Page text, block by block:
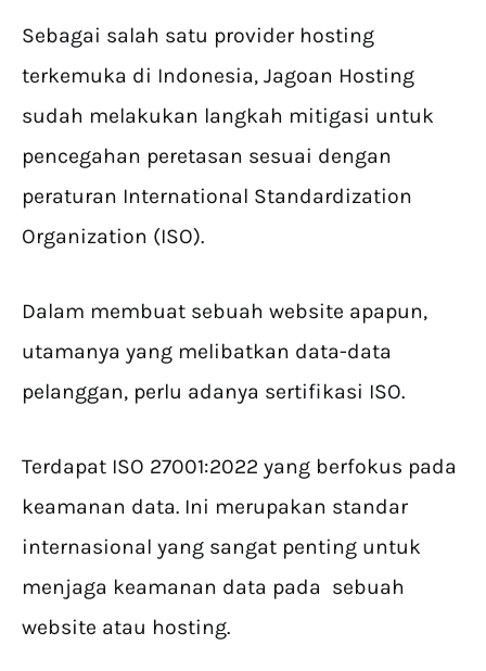
Sebagai salah satu provider hosting
terkemuka di Indonesia, Jagoan Hosting
sudah melakukan langkah mitigasi untuk
pencegahan peretasan sesuai dengan
peraturan International Standardization
Organization (ISO).
Dalam membuat sebuah website apapun,
utamanya yang melibatkan data-data
pelanggan, perlu adanya sertifikasi ISO.
Terdapat ISO 27001:2022 yang berfokus pada
keamanan data. Ini merupakan standar
internasional yang sangat penting untuk
menjaga keamanan data pada sebuah
website atau hosting.